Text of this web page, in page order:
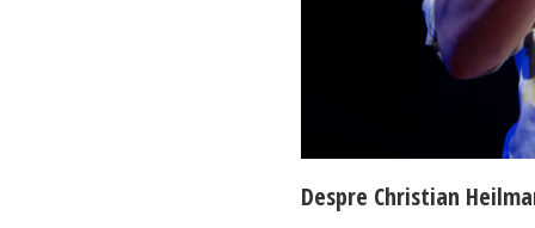
Despre Christian